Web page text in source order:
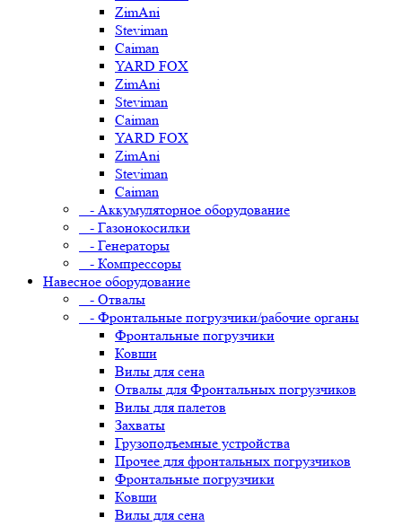
ZimAni
Steviman
Caiman
YARD FOX
ZimAni
Steviman
Caiman
YARD FOX
ZimAni
Steviman
Caiman
- Аккумуляторное оборудование
- Газонокосилки
- Генераторы
- Компрессоры
Навесное оборудование
- Отвалы
- Фронтальные погрузчики/рабочие органы
Фронтальные погрузчики
Ковши
Вилы для сена
Отвалы для Фронтальных погрузчиков
Вилы для палетов
Захваты
Грузоподъемные устройства
Прочее для фронтальных погрузчиков
Фронтальные погрузчики
Ковши
Вилы для сена